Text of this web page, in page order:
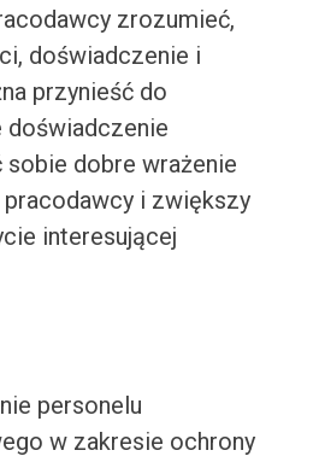
zrozumieć,
doświadczenie i
przynieść do
doświadczenie
dobre wrażenie
pracodawcy i zwiększy
interesującej
personelu
w zakresie ochrony